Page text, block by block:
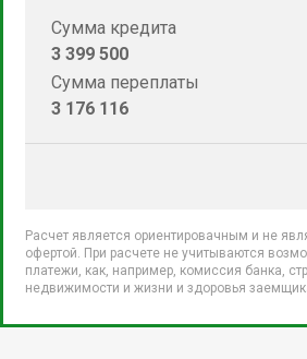
Сумма кредита
3 399 500
Сумма переплаты
3 176 116
Расчет является ориентировачным и не
офертой. При расчете не учитываются
платежи, как, например, комиссия банка,
недвижимости и жизни и здоровья